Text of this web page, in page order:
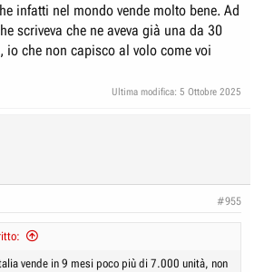
infatti nel mondo vende molto bene. Ad
scriveva che ne aveva già una da 30
io che non capisco al volo come voi
Ultima modifica: 5 Ottobre 2025
#955
vende in 9 mesi poco più di 7.000 unità, non